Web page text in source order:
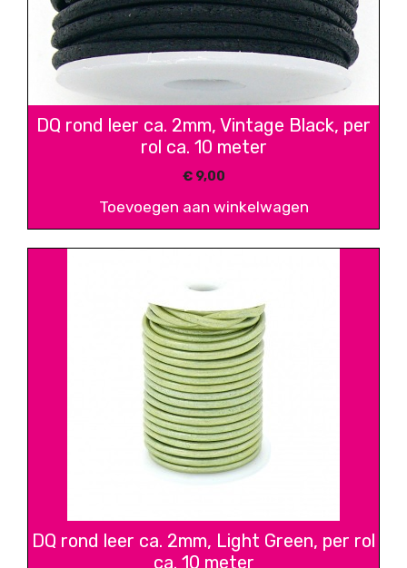
DQ rond leer ca. 2mm, Vintage Black, per
rol ca. 10 meter
€9,00
Toevoegen aan winkelwagen
DQ rond leer ca. 2mm, Light Green, per rol
ca. 10 meter